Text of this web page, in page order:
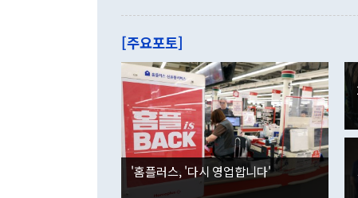
관은 업무보
이 9월 러시
며 "정부 차
은 "그것은
잘랐다. 정
않았다는 점
사합의 복원
권이라는 지
뒤 "여기 업
부의 한 소
는 배당수입
였던 올해 3
인의 해외투
각각 증가했
국인의 국내
감소하며 전
경신했다.
분기 말 만
다. 내국인
다.
[주요포토]
'홈플러스, '다시 영업합니다'